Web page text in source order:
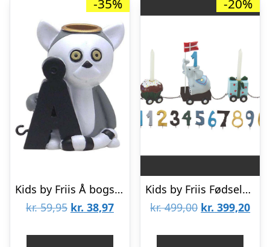
-35%
Kids by Friis Å bogstav til navnetog – Lemur
kr.59,95 Den
kr. 38,97Den
-20%
Kids by Friis Fødselsdagstog m. 9 tal – garder
kr.499,00 Den
kr. 399,20Den